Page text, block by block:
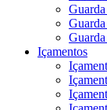
Içamentos